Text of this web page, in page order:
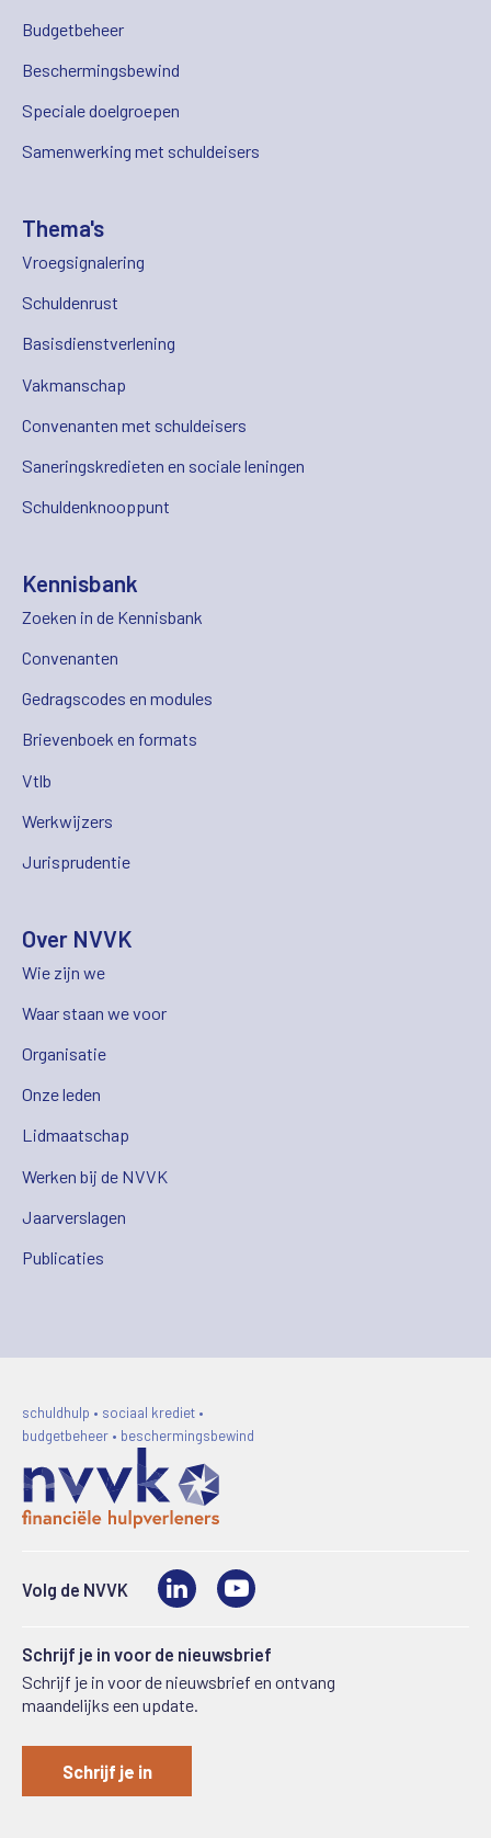
Budgetbeheer
Beschermingsbewind
Speciale doelgroepen
Samenwerking met schuldeisers
Thema's
Vroegsignalering
Schuldenrust
Basisdienstverlening
Vakmanschap
Convenanten met schuldeisers
Saneringskredieten en sociale leningen
Schuldenknooppunt
Kennisbank
Zoeken in de Kennisbank
Convenanten
Gedragscodes en modules
Brievenboek en formats
Vtlb
Werkwijzers
Jurisprudentie
Over NVVK
Wie zijn we
Waar staan we voor
Organisatie
Onze leden
Lidmaatschap
Werken bij de NVVK
Jaarverslagen
Publicaties
schuldhulp • sociaal krediet •
budgetbeheer • beschermingsbewind
Volg de NVVK LinkedIn
Schrijf je in voor de nieuwsbrief
Schrijf je in voor de nieuwsbrief en ontvang
maandelijks een update.
Schrijf je in